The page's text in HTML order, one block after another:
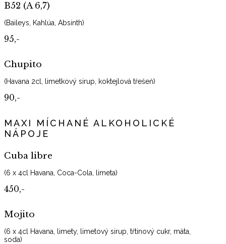
B52 (A 6,7)
(Baileys, Kahlúa, Absinth)
95,-
Chupito
(Havana 2cl, limetkový sirup, koktejlová třešeň)
90,-
MAXI MÍCHANÉ ALKOHOLICKÉ
NÁPOJE
Cuba libre
(6 x 4cl Havana, Coca-Cola, limeta)
450,-
Mojito
(6 x 4cl Havana, limety, limetový sirup, třtinový cukr, máta,
soda)